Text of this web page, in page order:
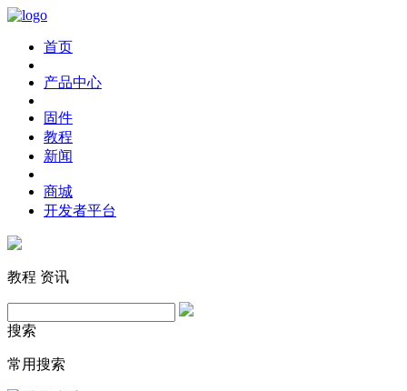
首页
产品中心
固件
教程
新闻
商城
开发者平台
教程 资讯
搜索
常用搜索